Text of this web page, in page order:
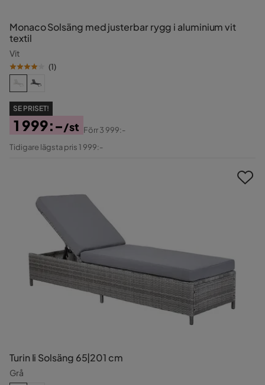
Monaco Solsäng med justerbar rygg i aluminium vit
textil
Vit
(1)
SE PRISET!
Pris
1 999:-/st
Original
Förr3 999:-
Tidigare lägsta pris 1 999:-
Turin Ii Solsäng 65|201 cm
Grå